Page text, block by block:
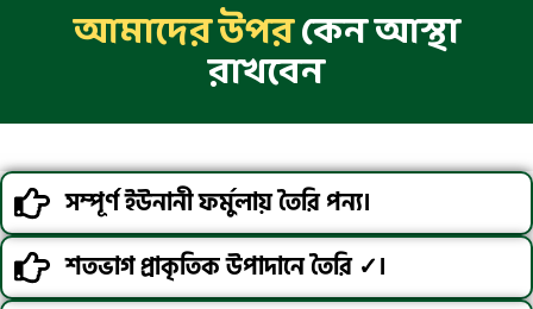
আমাদের উপরকেন আস্থা
রাখবেন
সম্পূর্ণ ইউনানী ফর্মুলায় তৈরি পন্য।
শতভাগ প্রাকৃতিক উপাদানে তৈরি ✓।